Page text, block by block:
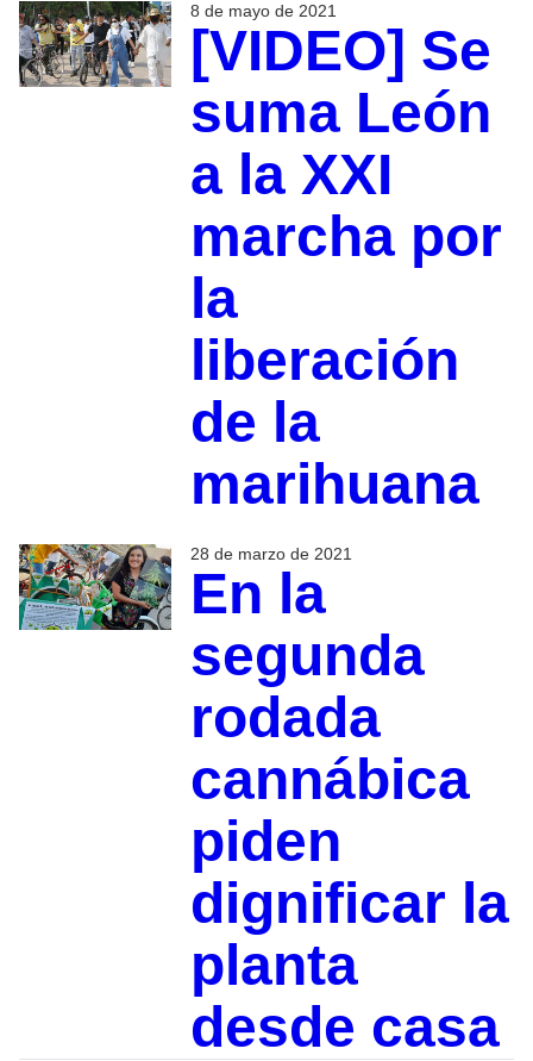
8 de mayo de 2021
[VIDEO] Se
suma León
a la XXI
marcha por
la
liberación
de la
marihuana
28 de marzo de 2021
En la
segunda
rodada
cannábica
piden
dignificar la
planta
desde casa